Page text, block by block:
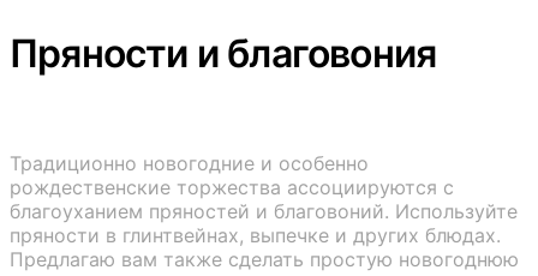
Пряности и благовония
Традиционно новогодние и особенно
рождественские торжества ассоциируются с
благоуханием пряностей и благовоний. Используйте
пряности в глинтвейнах, выпечке и других блюдах.
Предлагаю вам также сделать простую новогоднюю